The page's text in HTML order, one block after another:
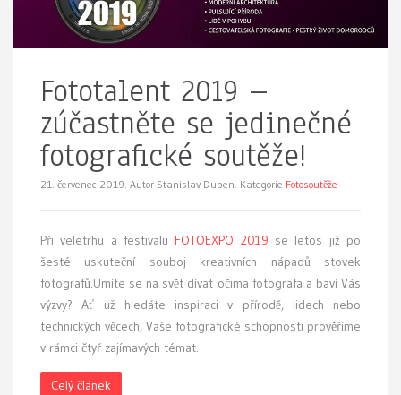
Fototalent 2019 –
zúčastněte se jedinečné
fotografické soutěže!
21. červenec 2019. Autor Stanislav Duben. Kategorie Fotosoutěže
Při veletrhu a festivalu FOTOEXPO 2019 se letos již po
šesté uskuteční souboj kreativních nápadů stovek
fotografů.Umíte se na svět dívat očima fotografa a baví Vás
výzvy? Ať už hledáte inspiraci v přírodě, lidech nebo
technických věcech, Vaše fotografické schopnosti prověříme
v rámci čtyř zajímavých témat.
Celý článek